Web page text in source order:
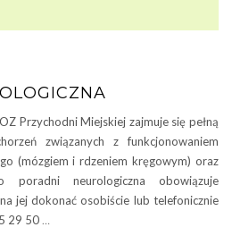
Przychodni Miejskiej zajmuje się pełną
związanych z funkcjonowaniem
(mózgiem i rdzeniem kręgowym) oraz
poradni neurologiczna obowiązuje
jej dokonać osobiście lub telefonicznie
29 50 …